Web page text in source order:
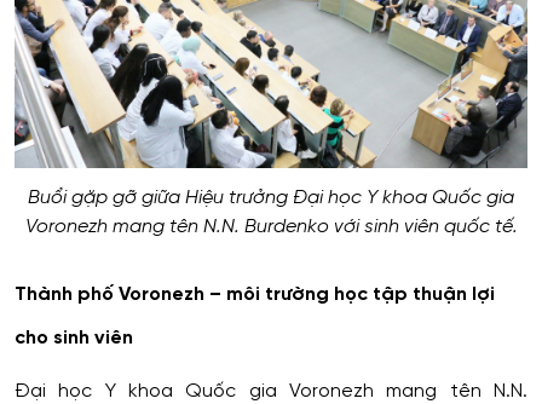
Buổi gặp gỡ giữa Hiệu trưởng Đại học Y khoa Quốc gia
Voronezh mang tên N.N. Burdenko với sinh viên quốc tế.
Thành phố Voronezh – môi trường học tập thuận lợi
cho sinh viên
Đại học Y khoa Quốc gia Voronezh mang tên N.N.